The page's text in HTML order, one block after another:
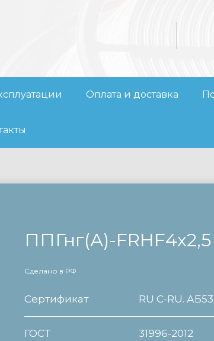
Оплата и доставка
ППГнг(А)-FRHF4х2,5
Сделано в РФ
Сертификат RU C-RU.
ГОСТ 31996-2012